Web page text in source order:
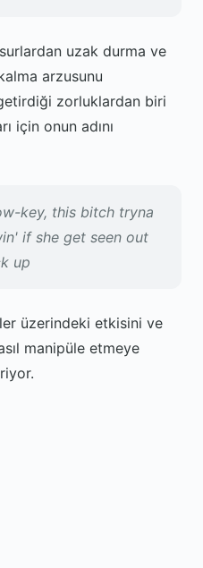
uzak durma ve
arzusunu
zorluklardan biri
için onun adını
key, this bitch tryna
if she get seen out
up
üzerindeki etkisini ve
manipüle etmeye